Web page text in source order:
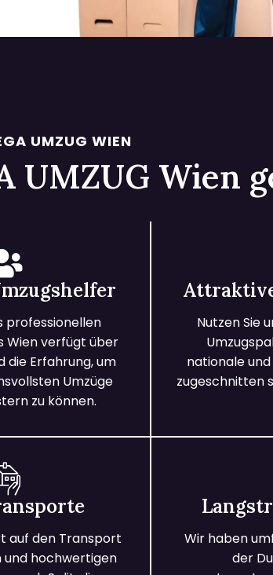
UMZUG WIEN
UMZUG Wien
professionellen
Wien verfügt über
die Erfahrung, um
Umzüge
zu können.
Nutzen Sie
nationale
zugeschnitten
auf den Transport
hochwertigen
Wir haben
der